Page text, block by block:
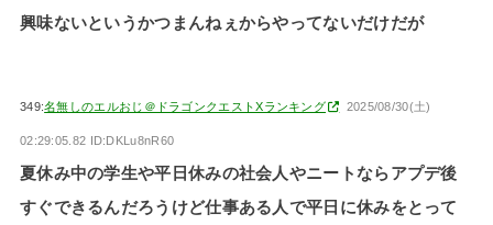
興味ないというかつまんねぇからやってないだけだが
349:名無しのエルおじ＠ドラゴンクエストXランキング 2025/08/30(土)
02:29:05.82 ID:DKLu8nR60
夏休み中の学生や平日休みの社会人やニートならアプデ後
すぐできるんだろうけど仕事ある人で平日に休みをとって